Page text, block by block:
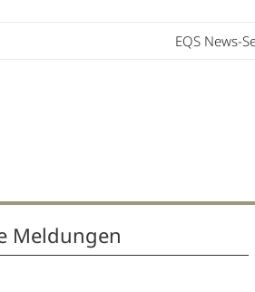
EQS News-
Meldungen